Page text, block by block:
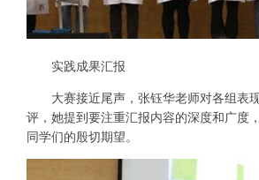
实践成果汇报
大赛接近尾声，张钰华老师对各组表
评，她提到要注重汇报内容的深度和广度
同学们的殷切期望。